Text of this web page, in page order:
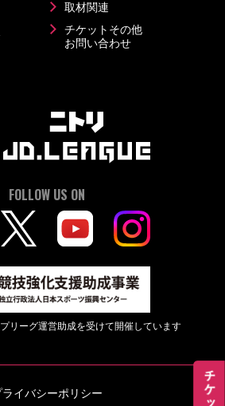
取材関連
チケットその他
お問い合わせ
FOLLOW US ON
リーグ運営助成を受けて開催しています
ライバシーポリシー